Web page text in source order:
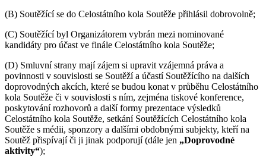
(B) Soutěžící se do Celostátního kola Soutěže přihlásil dobrovolně;
(C) Soutěžící byl Organizátorem vybrán mezi nominované
kandidáty pro účast ve finále Celostátního kola Soutěže;
(D) Smluvní strany mají zájem si upravit vzájemná práva a
povinnosti v souvislosti se Soutěží a účastí Soutěžícího na dalších
doprovodných akcích, které se budou konat v průběhu Celostátního
kola Soutěže či v souvislosti s ním, zejména tiskové konference,
poskytování rozhovorů a další formy prezentace výsledků
Celostátního kola Soutěže, setkání Soutěžících Celostátního kola
Soutěže s médii, sponzory a dalšími obdobnými subjekty, kteří na
Soutěž přispívají či ji jinak podporují (dále jen „Doprovodné
aktivity“);